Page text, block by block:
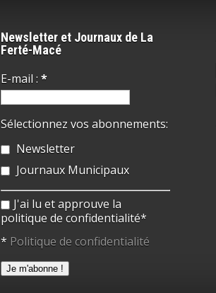
Newsletter et Journaux de La
Ferté-Macé
E-mail : *
Sélectionnez vos abonnements:
Newsletter
Journaux Municipaux
J'ai lu et approuve la
politique de confidentialité*
* Politique de confidentialité